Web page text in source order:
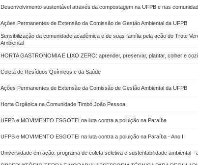
Desenvolvimento sustentável através da compostagem na UFPB e nas
Ações Permanentes de Extensão da Comissão de Gestão Ambiental da UFPB
Sensibilização da comunidade acadêmica e de suas família pela ação do Trote
Ambiental
HORTA GASTRONOMIA E LIXO ZERO: aprender, preservar, plantar, colher e
Coleta de Resíduos Químicos e da Saúde
Ações Permanentes de Extensão da Comissão de Gestão Ambiental da UFPB
Horta Orgânica na Comunidade Timbó João Pessoa
UFPB e MOVIMENTO ESGOTEI na luta contra a poluição na Paraíba
UFPB e MOVIMENTO ESGOTEI na luta contra a poluição na Paraíba - Ano II
Universidade em ação: programa de coleta seletiva e sustentabilidade ambiental -